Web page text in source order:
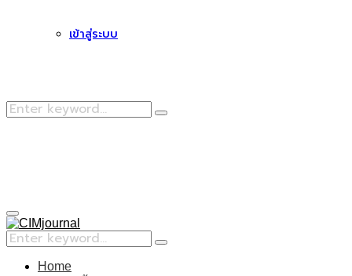
เข้าสู่ระบบ
Search
Search
Primary
Menu
Search
for:
Search
Home